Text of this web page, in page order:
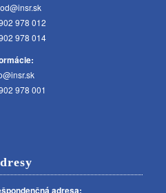
978 012
978 014
978 001
adresa: